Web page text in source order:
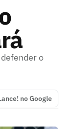
o
no Google